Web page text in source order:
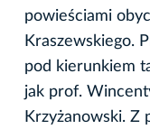
powieściami
Kraszewskiego.
pod kierunkiem
jak prof.
Krzyżanowski. Z